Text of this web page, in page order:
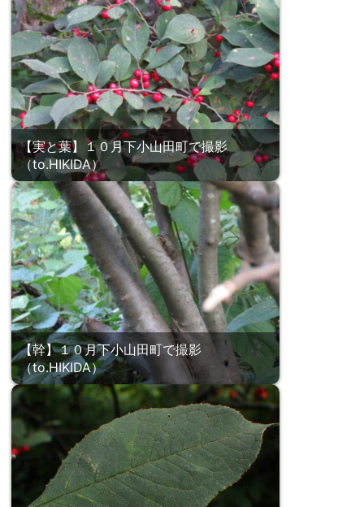
【実と葉】１０月下小山田町で撮影
（to.HIKIDA）
【幹】１０月下小山田町で撮影
（to.HIKIDA）